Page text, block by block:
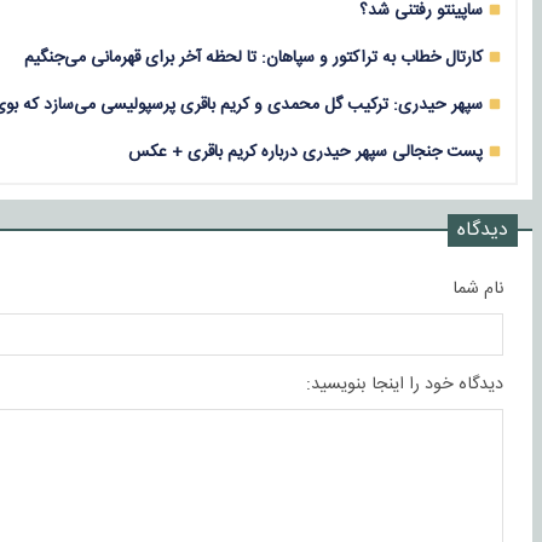
ساپینتو رفتنی شد؟
کارتال خطاب به تراکتور و سپاهان: تا لحظه آخر برای قهرمانی می‌جنگیم
سپهر حیدری: ترکیب گل محمدی و کریم باقری پرسپولیسی می‌سازد که
پست جنجالی سپهر حیدری درباره کریم باقری + عکس
دیدگاه
نام شما
دیدگاه خود را اینجا بنویسید: